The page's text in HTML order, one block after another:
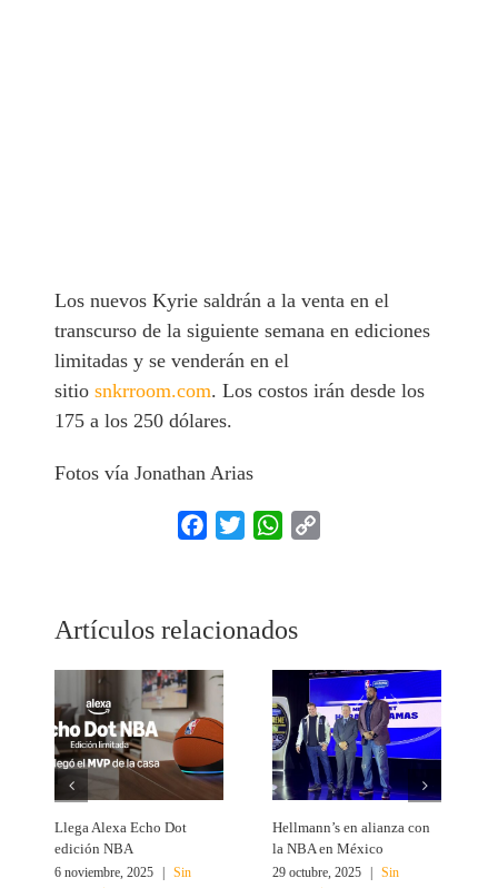
Los nuevos Kyrie saldrán a la venta en el
transcurso de la siguiente semana en ediciones
limitadas y se venderán en el
sitiosnkrroom.com. Los costos irán desde los
175 a los 250 dólares.
Fotos vía Jonathan Arias
Facebook
Twitter WhatsApp
Artículos relacionados
Llega Alexa Echo Dot
edición NBA
6 noviembre, 2025 |
Sin
Hellmann’s en alianza con
la NBA en México
29 octubre, 2025 |
Sin